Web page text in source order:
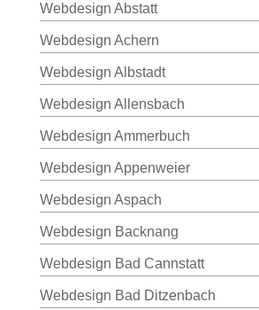
Webdesign Abstatt
Webdesign Achern
Webdesign Albstadt
Webdesign Allensbach
Webdesign Ammerbuch
Webdesign Appenweier
Webdesign Aspach
Webdesign Backnang
Webdesign Bad Cannstatt
Webdesign Bad Ditzenbach